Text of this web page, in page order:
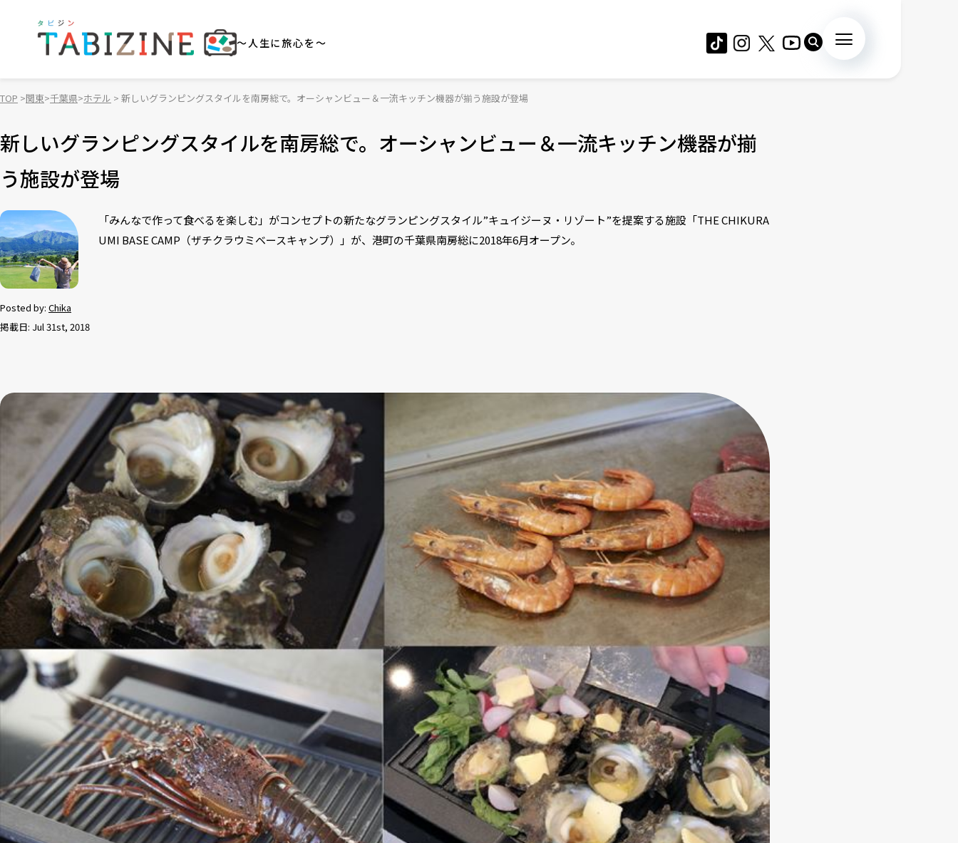
～人生に旅心を～
TOP 関東 千葉県 ホテル 新しいグランピングスタイルを南房総で。オーシャンビュー＆一流キッチン機器が揃う施設が登場
新しいグランピングスタイルを南房総で。オーシャンビュー＆一流キッチン機器が揃
う施設が登場
Posted by: Chika
掲載日: Jul 31st, 2018
「みんなで作って食べるを楽しむ」がコンセプトの新たなグランピングスタイル”キュイジーヌ・リゾート”を提案する施設「THE CHIKURA
UMI BASE CAMP（ザチクラウミベースキャンプ）」が、港町の千葉県南房総に2018年6月オープン。